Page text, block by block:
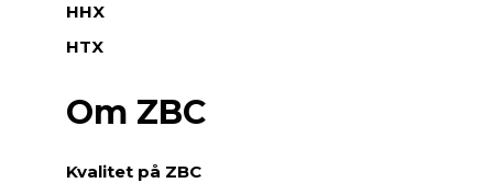
HHX
HTX
Om ZBC
Kvalitet på ZBC